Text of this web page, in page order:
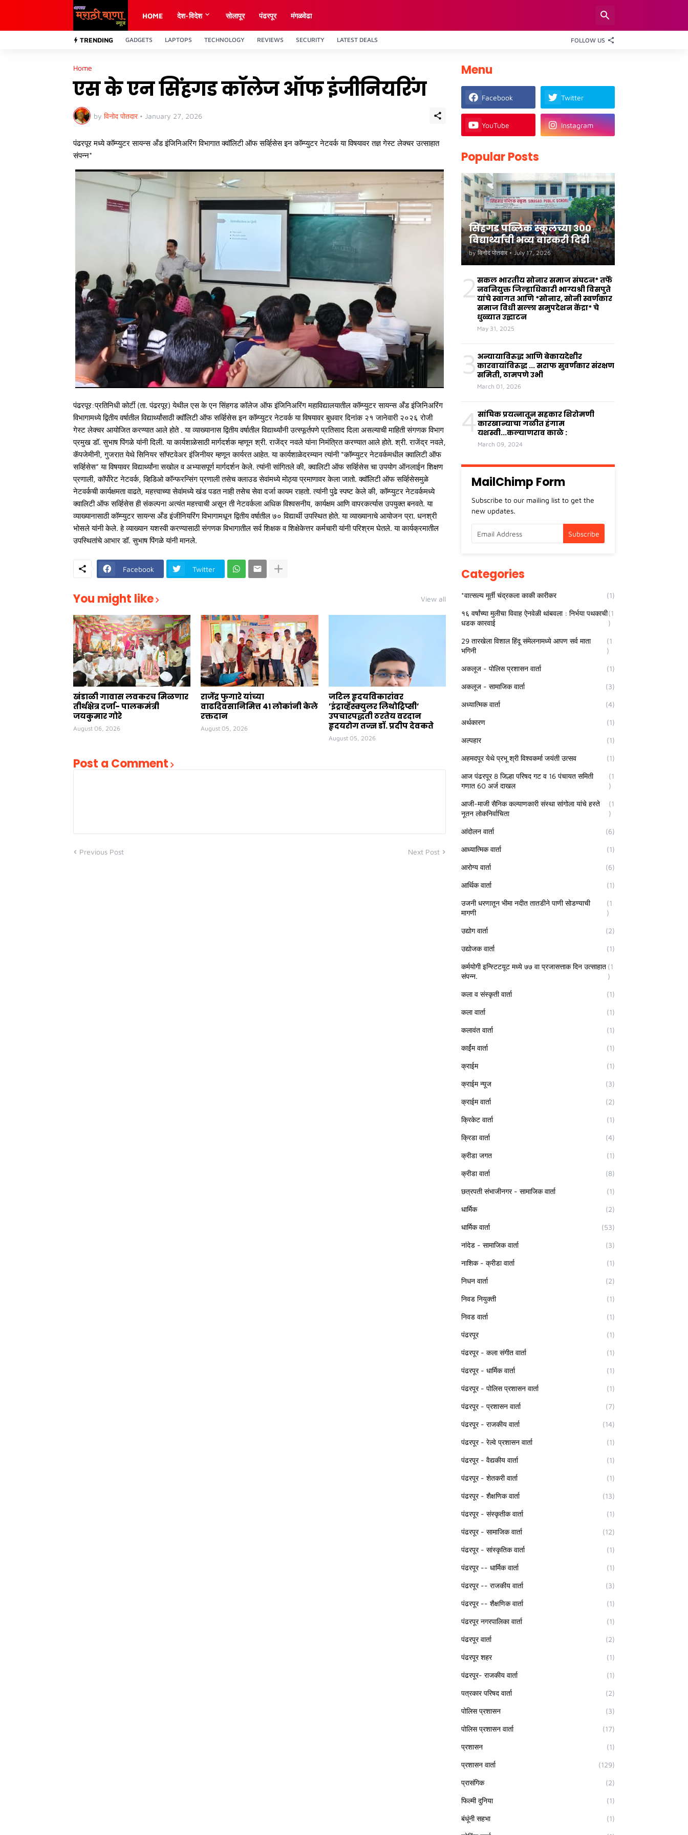
HOME देश-विदेश साेलापूर पंढरपूर मंगळवेढा
TRENDING GADGETS LAPTOPS TECHNOLOGY REVIEWS SECURITY LATEST DEALS FOLLOW US
Home
एस के एन सिंहगड कॉलेज ऑफ इंजीनियरिंग
by विनोद पोतदार • January 27, 2026
पंढरपूर मध्ये कॉम्प्युटर सायन्स अँड इंजिनिअरिंग विभागात क्वॉलिटी ऑफ सर्व्हिसेस इन कॉम्प्युटर नेटवर्क या विषयावर तज्ञ गेस्ट लेक्चर उत्साहात
संपन्न*
पंढरपूर:प्रतिनिधी कोर्टी (ता. पंढरपूर) येथील एस के एन सिंहगड कॉलेज ऑफ इंजिनिअरिंग महाविद्यालयातील कॉम्प्युटर सायन्स अँड इंजिनिअरिंग
विभागामध्ये द्वितीय वर्षातील विद्यार्थ्यांसाठी क्वॉलिटी ऑफ सर्व्हिसेस इन कॉम्प्युटर नेटवर्क या विषयावर बुधवार दिनांक २१ जानेवारी २०२६ रोजी
गेस्ट लेक्चर आयोजित करण्यात आले होते . या व्याख्यानास द्वितीय वर्षातील विद्यार्थ्यांनी उत्स्फूर्तपणे प्रतिसाद दिला असल्याची माहिती संगणक विभाग
प्रमुख डॉ. सुभाष पिंगळे यांनी दिली. या कार्यशाळेसाठी मार्गदर्शक म्हणून श्री. राजेंद्र नवले यांना निमंत्रित करण्यात आले होते. श्री. राजेंद्र नवले,
कॅपजेमीनी, गुजरात येथे सिनियर सॉफ्टवेअर इंजिनीयर म्हणून कार्यरत आहेत. या कार्यशाळेदरम्यान त्यांनी “कॉम्प्युटर नेटवर्कमधील क्वालिटी ऑफ
सर्व्हिसेस” या विषयावर विद्यार्थ्यांना सखोल व अभ्यासपूर्ण मार्गदर्शन केले. त्यांनी सांगितले की, क्वालिटी ऑफ सर्व्हिसेस चा उपयोग ऑनलाईन शिक्षण
प्रणाली, कॉर्पोरेट नेटवर्क, व्हिडिओ कॉन्फरन्सिंग प्रणाली तसेच क्लाउड सेवांमध्ये मोठ्या प्रमाणावर केला जातो. क्वॉलिटी ऑफ सर्व्हिसेसमुळे
नेटवर्कची कार्यक्षमता वाढते, महत्त्वाच्या सेवांमध्ये खंड पडत नाही तसेच सेवा दर्जा कायम राहतो. त्यांनी पुढे स्पष्ट केले की, कॉम्प्युटर नेटवर्कमध्ये
क्वालिटी ऑफ सर्व्हिसेस ही संकल्पना अत्यंत महत्त्वाची असून ती नेटवर्कला अधिक विश्वसनीय, कार्यक्षम आणि वापरकर्त्यास उपयुक्त बनवते. या
व्याख्यानासाठी कॉम्प्युटर सायन्स अँड इंजीनियरिंग विभागामधून द्वितीय वर्षातील ७० विद्यार्थी उपस्थित होते. या व्याख्यानाचे आयोजन प्रा. धनश्री
भोसले यांनी केले. हे व्याख्यान यशस्वी करण्यासाठी संगणक विभागातील सर्व शिक्षक व शिक्षेकेत्तर कर्मचारी यांनी परिश्रम घेतले. या कार्यक्रमातील
उपस्थितांचे आभार डॉ. सुभाष पिंगळे यांनी मानले.
Facebook Twitter
You might like View all
खंडाळी गावास लवकरच मिळणार
तीर्थक्षेत्र दर्जा- पालकमंत्री
जयकुमार गोरे
August 06, 2026
राजेंद्र फुगारे यांच्या
वाढदिवसानिमित्त ४१ लोकांनी केले
रक्तदान
August 05, 2026
जटिल हृदयविकारांवर
’इंट्राव्हॅस्क्युलर लिथोट्रिप्सी’
उपचारपद्धती ठरतेय वरदान
हृदयरोग तज्ज्ञ डॉ. प्रदीप देवकते
August 05, 2026
Post a Comment
Previous Post Next Post
Menu
Facebook Twitter
YouTube Instagram
Popular Posts
सिंहगड पब्लिक स्कूलच्या ३००
विद्यार्थ्यांची भव्य वारकरी दिंडी
by विनोद पोतदार • July 17, 2026
2 सकल भारतीय सोनार समाज संघटन* तर्फे
नवनियुक्त जिल्हाधिकारी भाग्यश्री विसपुते
यांचे स्वागत आणि *सोनार, सोनी स्वर्णकार
समाज विधी सल्ला समुपदेशन केंद्रा* चे
धुळ्यात उद्घाटन
May 31, 2025
3 अन्यायाविरुद्ध आणि बेकायदेशीर
कारवायांविरुद्ध ... सराफ सुवर्णकार संरक्षण
समिती, ठामपणे उभी
March 01, 2026
4 सांघिक प्रयत्नातून सहकार शिरोमणी
कारखान्याचा गळीत हंगाम
यशस्वी...कल्याणराव काळे :
March 09, 2024
MailChimp Form
Subscribe to our mailing list to get the
new updates.
Categories
*वात्सल्य मूर्ती चंद्रकला काकी कारीकर (1)
१६ वर्षांच्या मुलीचा विवाह ऐनवेळी थांबवला : निर्भया पथकाची
धडक कारवाई
(1
)
29 तारखेला विशाल हिंदू संमेलनामध्ये आपण सर्व माता
भगिनी
(1
)
अकलूज - पोलिस प्रशासन वार्ता (1)
अकलूज - सामाजिक वार्ता (3)
अध्यात्मिक वार्ता (4)
अर्थकारण (1)
अल्पहार (1)
अहमदपूर येथे प्रभू श्री विश्वकर्मा जयंती उत्सव (1)
आज पंढरपूर 8 जिल्हा परिषद गट व 16 पंचायत समिती
गणात 60 अर्ज दाखल
(1
)
आजी-माजी सैनिक कल्याणकारी संस्था सांगोला यांचे हस्ते
नूतन लोकनिर्वाचिता
(1
)
आंदोलन वार्ता (6)
आध्यात्मिक वार्ता (1)
आरोग्य वार्ता (6)
आर्थिक वार्ता (1)
उजनी धरणातून भीमा नदीत तातडीने पाणी सोडण्याची
मागणी
(1
)
उद्योग वार्ता (2)
उद्योजक वार्ता (1)
कर्मयोगी इन्स्टिटयूट मध्ये ७७ वा प्रजासत्ताक दिन उत्साहात
संपन्न.
(1
)
कला व संस्कृती वार्ता (1)
कला वार्ता (1)
कलावंत वार्ता (1)
कार्ईम वार्ता (1)
क्राईम (1)
क्राईम न्यूज (3)
क्राईम वार्ता (2)
क्रिकेट वार्ता (1)
क्रिडा वार्ता (4)
क्रीडा जगत (1)
क्रीडा वार्ता (8)
छत्रपती संभाजीनगर - सामाजिक वार्ता (1)
धार्मिक (2)
धार्मिक वार्ता (53)
नांदेड - सामाजिक वार्ता (3)
नाशिक - क्रीडा वार्ता (1)
निधन वार्ता (2)
निवड नियुक्ती (1)
निवड वार्ता (1)
पंढरपूर (1)
पंढरपूर - कला संगीत वार्ता (1)
पंढरपूर - धार्मिक वार्ता (1)
पंढरपूर - पोलिस प्रशासन वार्ता (1)
पंढरपूर - प्रशासन वार्ता (7)
पंढरपूर - राजकीय वार्ता (14)
पंढरपूर - रेल्वे प्रशासन वार्ता (1)
पंढरपूर - वैद्यकीय वार्ता (1)
पंढरपूर - शेतकरी वार्ता (1)
पंढरपूर - शैक्षणिक वार्ता (13)
पंढरपूर - संस्कृतीक वार्ता (1)
पंढरपूर - सामाजिक वार्ता (12)
पंढरपूर - सांस्कृतिक वार्ता (1)
पंढरपूर -- धार्मिक वार्ता (1)
पंढरपूर -- राजकीय वार्ता (3)
पंढरपूर -- शैक्षणिक वार्ता (1)
पंढरपूर नगरपालिका वार्ता (1)
पंढरपूर वार्ता (2)
पंढरपूर शहर (1)
पंढरपूर- राजकीय वार्ता (1)
पत्रकार परिषद वार्ता (2)
पोलिस प्रशासन (3)
पोलिस प्रशासन वार्ता (17)
प्रशासन (1)
प्रशासन वार्ता (129)
प्रासंगिक (2)
फिल्मी दुनिया (1)
बंधूंनी सहभा (1)